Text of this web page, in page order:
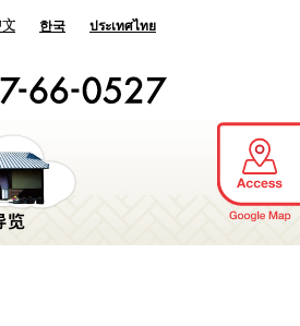
文 한국 ประเทศไทย